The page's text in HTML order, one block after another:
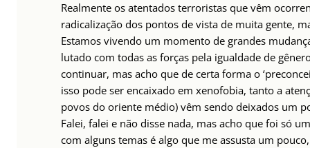
Realmente os atentados terroristas que vêm
radicalização dos pontos de vista de muita gente,
Estamos vivendo um momento de grandes
lutado com todas as forças pela igualdade de
continuar, mas acho que de certa forma o
isso pode ser encaixado em xenofobia, tanto a
povos do oriente médio) vêm sendo deixados um
Falei, falei e não disse nada, mas acho que foi só
com alguns temas é algo que me assusta um